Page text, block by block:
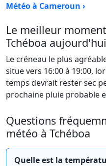
Météo à Cameroun ›
Le meilleur
Tchéboa aujourd'hui
Le créneau le plus
situe vers 16:00 à 19:00,
temps devrait rester sec
prochaine pluie probable
Questions
météo à Tchéboa
Quelle est la